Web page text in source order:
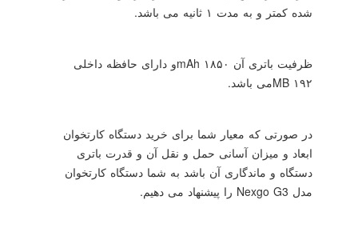
شده کمتر و به مدت ۱ ثانیه می باشد.
ظرفیت باتری آن ۱۸۵۰ mAhو دارای حافظه داخلی
۱۹۲ MBمی باشد.
در صورتی که معیار شما برای خرید دستگاه کارتخوان
ابعاد و میزان آسانی حمل و نقل آن و قدرت باتری
دستگاه و ماندگاری آن باشد به شما دستگاه کارتخوان
مدل Nexgo G3 را پیشنهاد می دهیم.